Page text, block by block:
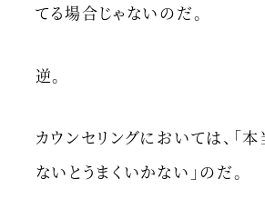
てる場合じゃないのだ。
逆。
カウンセリングにおいては、「
ないとうまくいかない」のだ。